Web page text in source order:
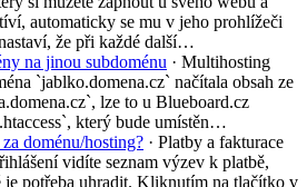
automaticky se mu v jeho prohlížeči
že při každé další…
na jinou subdoménu · Multihosting
`jablko.domena.cz` načítala obsah ze
lze to u Blueboard.cz
který bude umístěn…
doménu/hosting? · Platby a fakturace
vidíte seznam výzev k platbě,
je potřeba uhradit. Kliknutím na tlačítko v